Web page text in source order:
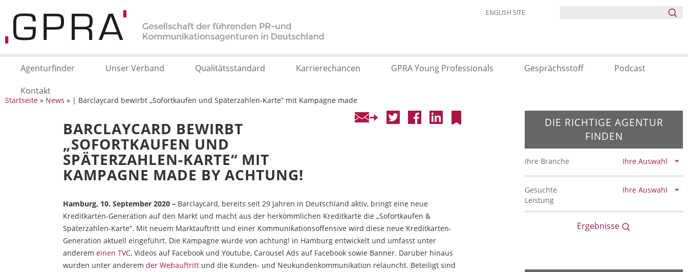
ENGLISH SITE
Agenturfinder Unser Verband Qualitätsstandard Karrierechancen GPRA Young Professionals Gesprächsstoff
Podcast
Kontakt
Startseite » News » | Barclaycard bewirbt „Sofortkaufen und Späterzahlen-Karte“ mit Kampagne made
BARCLAYCARD BEWIRBT
„SOFORTKAUFEN UND
SPÄTERZAHLEN-KARTE“ MIT
KAMPAGNE MADE BY ACHTUNG!
Hamburg, 10. September 2020 –Barclaycard, bereits seit 29 Jahren in Deutschland aktiv, bringt eine neue
Kreditkarten-Generation auf den Markt und macht aus der herkömmlichen Kreditkarte die „Sofortkaufen &
Späterzahlen-Karte“. Mit neuem Marktauftritt und einer Kommunikationsoffensive wird diese neue Kreditkarten-
Generation aktuell eingeführt. Die Kampagne wurde von achtung! in Hamburg entwickelt und umfasst unter
anderem einen TVC, Videos auf Facebook und Youtube, Carousel Ads auf Facebook sowie Banner. Darüber hinaus
wurden unter anderem der Webauftrittund die Kunden- und Neukundenkommunikation relauncht. Beteiligt sind
DIE RICHTIGE AGENTUR
FINDEN
Ihre Branche Ihre Auswahl
Gesuchte
Leistung
Ihre Auswahl
Ergebnisse